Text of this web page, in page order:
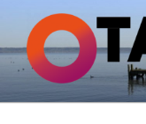
contenu
principal
GROUPE